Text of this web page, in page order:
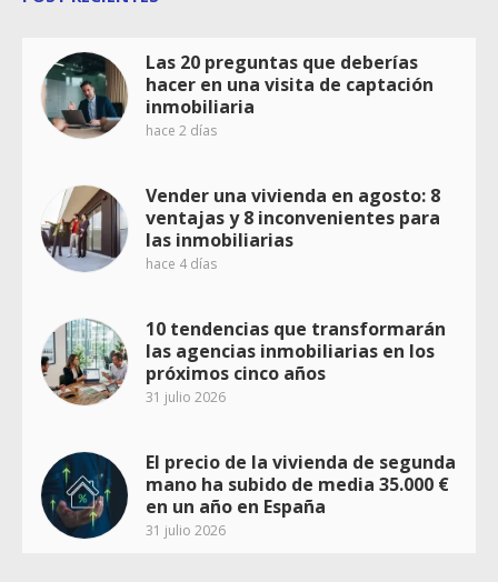
Las 20 preguntas que deberías
hacer en una visita de captación
inmobiliaria
hace 2 días
Vender una vivienda en agosto: 8
ventajas y 8 inconvenientes para
las inmobiliarias
hace 4 días
10 tendencias que transformarán
las agencias inmobiliarias en los
próximos cinco años
31 julio 2026
El precio de la vivienda de segunda
mano ha subido de media 35.000 €
en un año en España
31 julio 2026